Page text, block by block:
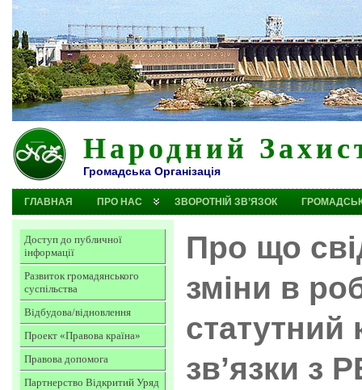
Народний
Громадська Організація
ГЛАВНАЯ ПРО НАС ЗВОРОТНІЙ ЗВ’ЯЗОК
Доступ до публичної
інформації
Развиток громадянського
суспільства
Відбудова/відновлення
Проект «Правова країна»
Правова допомога
Партнерство Відкритий Уряд
Про що
зміни в
статутний
зв’язки з